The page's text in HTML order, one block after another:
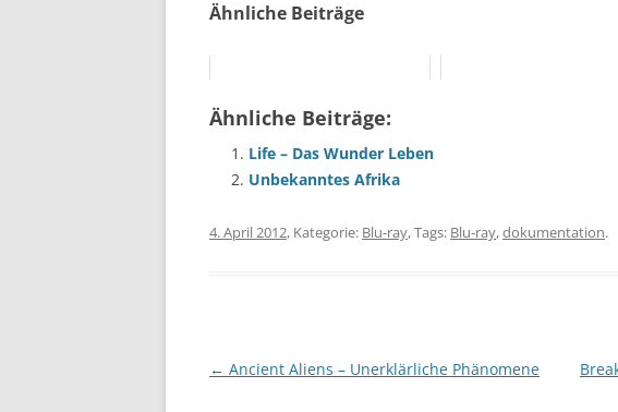
Ähnliche Beiträge
Ähnliche Beiträge:
Life – Das Wunder Leben
Unbekanntes Afrika
4. April 2012, Kategorie: Blu-ray, Tags: Blu-ray,dokumentation.
Beitragsnavigation
← Ancient Aliens – Unerklärliche Phänomene